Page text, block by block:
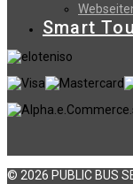
Smart
© 2026 PUBLIC BUS